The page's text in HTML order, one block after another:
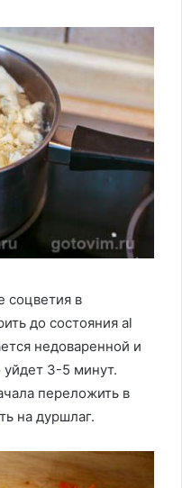
соцветия в
до состояния al
недоваренной и
уйдет 3-5 минут.
переложить в
на дуршлаг.